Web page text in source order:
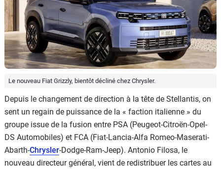
Le nouveau Fiat Grizzly, bientôt décliné chez Chrysler.
Depuis le changement de direction à la tête de Stellantis, on
sent un regain de puissance de la « faction italienne » du
groupe issue de la fusion entre PSA (Peugeot-Citroën-Opel-
DS Automobiles) et FCA (Fiat-Lancia-Alfa Romeo-Maserati-
Abarth-Chrysler-Dodge-Ram-Jeep). Antonio Filosa, le
nouveau directeur général, vient de redistribuer les cartes au